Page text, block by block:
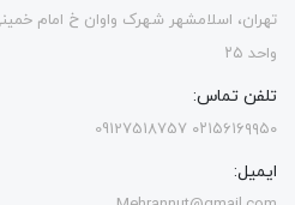
تهران، اسلامشهر شهرک واوان خ امام
واحد ۲۵
تلفن تماس:
۰۲۱۵۶۱۶۹۹۵۰ 09127518757
ایمیل: